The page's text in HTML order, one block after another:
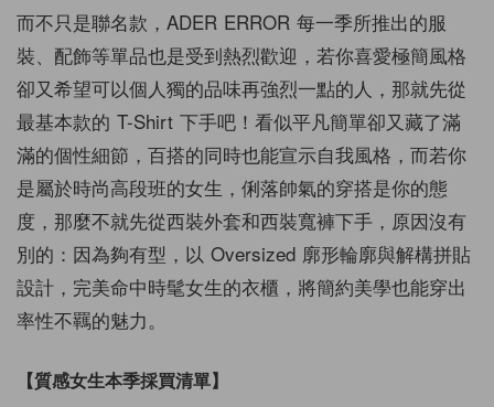
而不只是聯名款， ADER ERROR 每一季所推出的服
裝、配飾等單品也是受到熱烈歡迎，若你喜愛極簡風格
卻又希望可以個人獨的品味再強烈一點的人，那就先從
最基本款的 T-Shirt 下手吧！看似平凡簡單卻又藏了滿
滿的個性細節，百搭的同時也能宣示自我風格，而若你
是屬於時尚高段班的女生，俐落帥氣的穿搭是你的態
度，那麼不就先從西裝外套和西裝寬褲下手，原因沒有
別的：因為夠有型，以 Oversized 廓形輪廓與解構拼貼
設計，完美命中時髦女生的衣櫃，將簡約美學也能穿出
率性不羈的魅力。
【質感女生本季採買清單】